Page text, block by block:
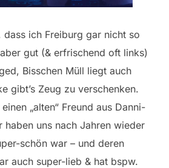
dass ich Freiburg gar nicht so
gut (& erfrischend oft links)
Bisschen Müll liegt auch
gibt’s Zeug zu verschenken.
„alten“ Freund aus Danni-
haben uns nach Jahren wieder
schön war – und deren
auch super-lieb & hat bspw.